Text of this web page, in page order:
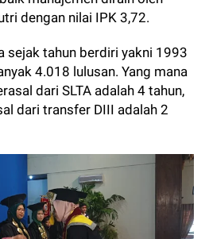
dengan nilai IPK 3,72.
sejak tahun berdiri yakni 1993
4.018 lulusan. Yang mana
dari SLTA adalah 4 tahun,
dari transfer DIII adalah 2